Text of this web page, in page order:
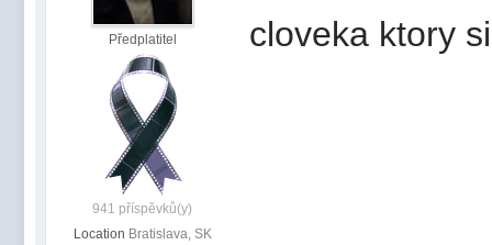
Předplatitel
941 příspěvků(y)
Location Bratislava, SK
cloveka ktory